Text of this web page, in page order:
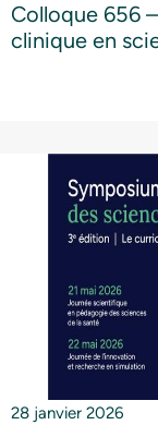
Colloque 656
clinique en
28 janvier 2026